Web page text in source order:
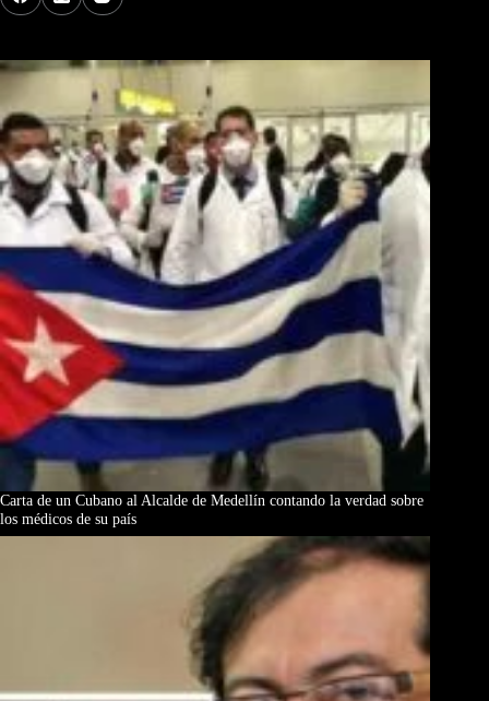
Carta de un Cubano al Alcalde de Medellín contando la verdad sobre
los médicos de su país